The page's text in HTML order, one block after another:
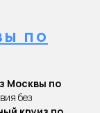
по
Москвы по
без